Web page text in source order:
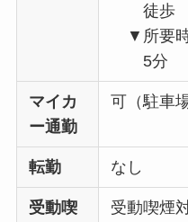
徒歩
▼所要
5分
マイカ
ー通勤
可（駐車
転勤 なし
受動喫
受動喫煙